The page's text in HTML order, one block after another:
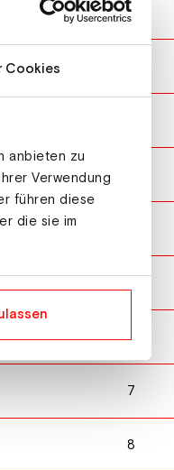
Cookies
anbieten zu
Verwendung
führen diese
die sie im
4
17
7
8